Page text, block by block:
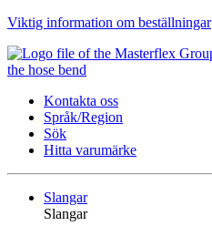
Viktig information om beställningar
Kontakta oss
Språk/Region
Sök
Hitta varumärke
Slangar
Slangar